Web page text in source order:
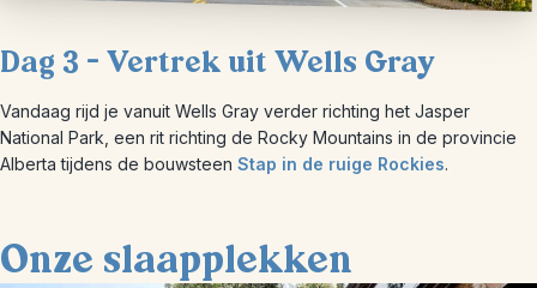
Dag 3 – Vertrek uit Wells Gray
Vandaag rijd je vanuit Wells Gray verder richting het Jasper
National Park, een rit richting de Rocky Mountains in de provincie
Alberta tijdens de bouwsteen Stap in de ruige Rockies.
Onze slaapplekken